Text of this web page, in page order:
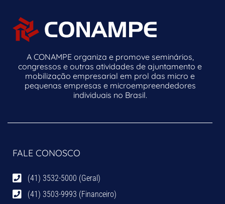
A CONAMPE organiza e promove seminários,
congressos e outras atividades de ajuntamento e
mobilização empresarial em prol das micro e
pequenas empresas e microempreendedores
individuais no Brasil.
FALE CONOSCO
(41) 3532-5000 (Geral)
(41) 3503-9993 (Financeiro)